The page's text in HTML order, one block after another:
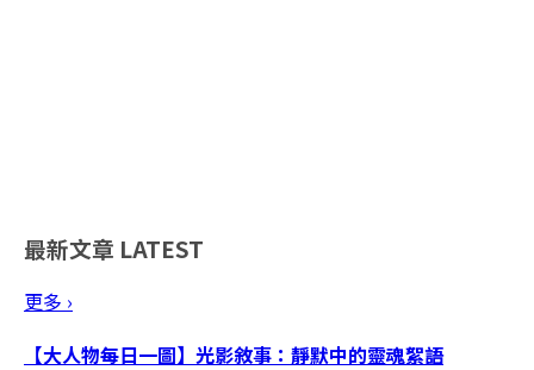
最新文章 LATEST
更多 ›
【大人物每日一圖】光影敘事：靜默中的靈魂絮語